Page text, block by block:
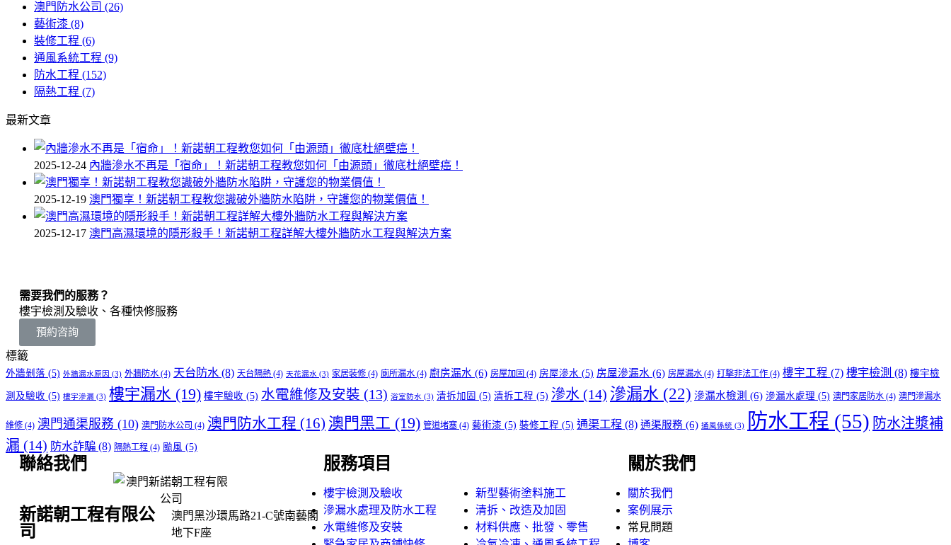
澳門防水公司 (26)
藝術漆 (8)
裝修工程 (6)
通風系統工程 (9)
防水工程 (152)
隔熱工程 (7)
最新文章
2025-12-24 內牆滲水不再是「宿命」！新諾朝工程教您如何「由源頭」徹底杜絕壁癌！
2025-12-19 澳門獨享！新諾朝工程教您識破外牆防水陷阱，守護您的物業價值！
2025-12-17 澳門高濕環境的隱形殺手！新諾朝工程詳解大樓外牆防水工程與解決方案
需要我們的服務？
樓宇檢測及驗收、各種快修服務
預約咨詢
標籤
外牆剝落 (5) 外牆漏水原因 (3) 外牆防水 (4) 天台防水 (8) 天台隔熱 (4) 天花漏水 (3) 家居裝修 (4) 廁所漏水 (4) 廚房漏水 (6) 房屋加固 (4) 房屋滲水 (5) 房屋滲漏水 (6) 房屋漏水 (4) 打擊非法工作 (4) 樓宇工程 (7) 樓宇檢測 (8) 樓宇檢
測及驗收 (5) 樓宇滲漏 (3) 樓宇漏水 (19) 樓宇驗收 (5) 水電維修及安裝 (13) 浴室防水 (3) 清拆加固 (5) 清拆工程 (5) 滲水 (14) 滲漏水 (22) 滲漏水檢測 (6) 滲漏水處理 (5) 澳門家居防水 (4) 澳門滲漏水
維修 (4) 澳門通渠服務 (10) 澳門防水公司 (4) 澳門防水工程 (16) 澳門黑工 (19) 管道堵塞 (4) 藝術漆 (5) 裝修工程 (5) 通渠工程 (8) 通渠服務 (6) 通風係統 (3) 防水工程 (55) 防水注漿補
漏 (14) 防水詐騙 (8) 隔熱工程 (4) 颱風 (5)
聯絡我們
新諾朝工程有限公
司
澳門黑沙環馬路21-C號南藝閣
地下F座
服務項目
樓宇檢測及驗收
滲漏水處理及防水工程
水電維修及安裝
新型藝術塗料施工
清拆、改造及加固
材料供應、批發、零售
關於我們
關於我們
案例展示
常見問題